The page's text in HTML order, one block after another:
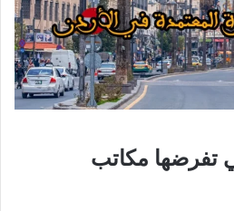
تفرضها مكاتب